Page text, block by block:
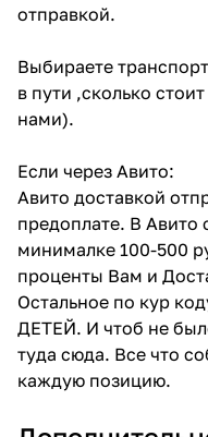
отправкой.
Выбираете
в пути ,сколько
нами).
Если через Авито:
Авито доставкой
предоплате. В Авито
минималке 100-500
проценты Вам и
Остальное по кур
ДЕТЕЙ. И чтоб не
туда сюда. Все что
каждую позицию.